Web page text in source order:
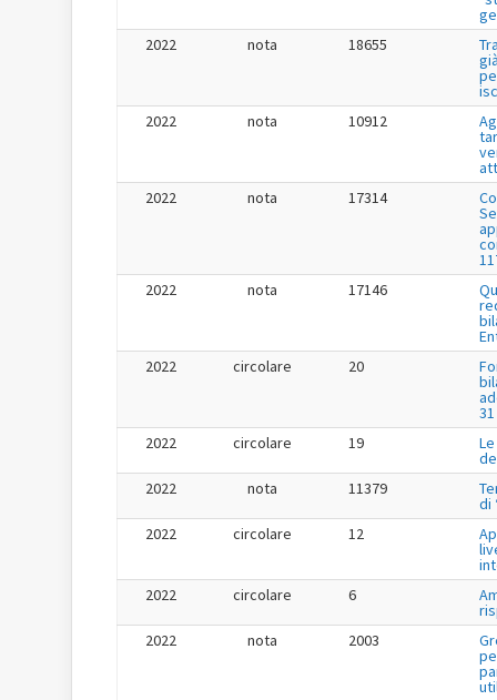
2022
nota 18655
2022
nota 10912
2022
nota 17314
2022
nota 17146
2022
circolare 20
2022
circolare 19
2022
nota 11379
di
2022
circolare 12
2022
circolare 6
2022
nota 2003